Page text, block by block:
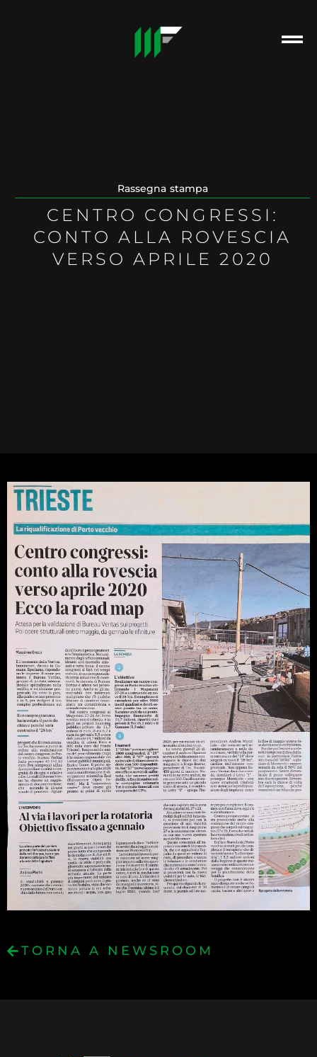
Rassegna stampa
CENTRO CONGRESSI:
CONTO ALLA ROVESCIA
VERSO APRILE 2020
TORNA A NEWSROOM